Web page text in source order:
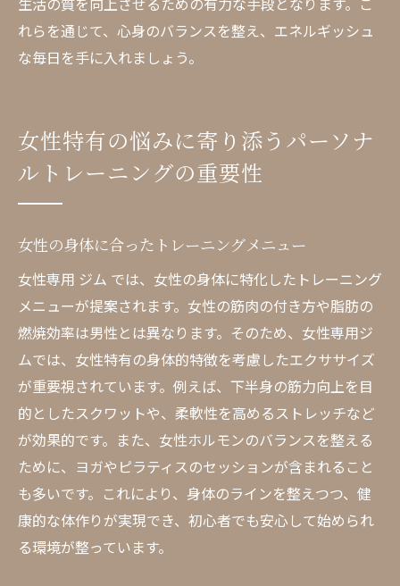
れらを通じて、心身のバランスを整え、エネルギッシュ
な毎日を手に入れましょう。
女性特有の悩みに寄り添うパーソナ
ルトレーニングの重要性
女性の身体に合ったトレーニングメニュー
女性専用 ジム では、女性の身体に特化したトレーニング
メニューが提案されます。女性の筋肉の付き方や脂肪の
燃焼効率は男性とは異なります。そのため、女性専用ジ
ムでは、女性特有の身体的特徴を考慮したエクササイズ
が重要視されています。例えば、下半身の筋力向上を目
的としたスクワットや、柔軟性を高めるストレッチなど
が効果的です。また、女性ホルモンのバランスを整える
ために、ヨガやピラティスのセッションが含まれること
も多いです。これにより、身体のラインを整えつつ、健
康的な体作りが実現でき、初心者でも安心して始められ
る環境が整っています。